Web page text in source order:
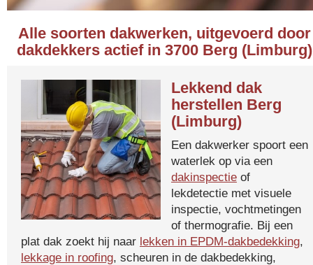
Alle soorten dakwerken, uitgevoerd door
dakdekkers actief in 3700 Berg (Limburg)
Lekkend dak
herstellen Berg
(Limburg)
Een dakwerker spoort een
waterlek op via een
dakinspectie of
lekdetectie met visuele
inspectie, vochtmetingen
of thermografie. Bij een
plat dak zoekt hij naar lekken in EPDM-dakbedekking,
lekkage in roofing, scheuren in de dakbedekking,